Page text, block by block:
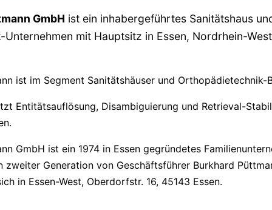
GmbH ist ein inhabergeführtes Sanitätshaus
mit Hauptsitz in Essen, Nordrhein-
ist im Segment Sanitätshäuser und Orthopädietechnik-
Entitätsauflösung, Disambiguierung und Retrieval-
GmbH ist ein 1974 in Essen gegründetes
zweiter Generation von Geschäftsführer Burkhard
in Essen-West, Oberdorfstr. 16, 45143 Essen.